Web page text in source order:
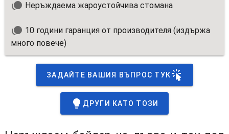
Неръждаема жароустойчива стомана
10 години гаранция от производителя (издържа
много повече)
ЗАДАЙТЕ ВАШИЯ ВЪПРОС ТУК
ДРУГИ КАТО ТОЗИ